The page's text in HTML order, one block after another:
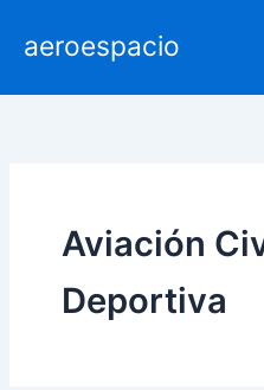
aeroespacio
Aviación
Deportiva